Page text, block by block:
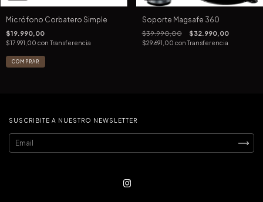
Micrófono Corbatero Simple
$19.990,00
$17.991,00 con Transferencia
Soporte Magsafe 360
$39.990,00 $32.990,00
$29.691,00 con Transferencia
SUSCRIBITE A NUESTRO NEWSLETTER